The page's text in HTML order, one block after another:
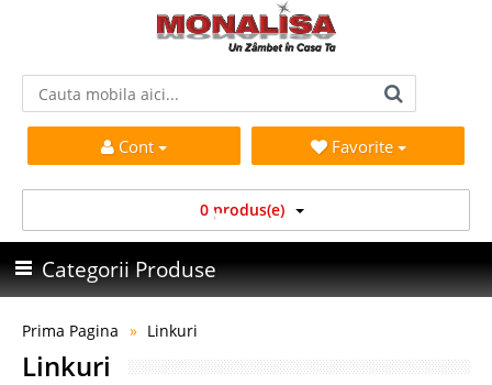
Cont Favorite
0 produs(e)
Categorii Produse
Prima Pagina Linkuri
Linkuri